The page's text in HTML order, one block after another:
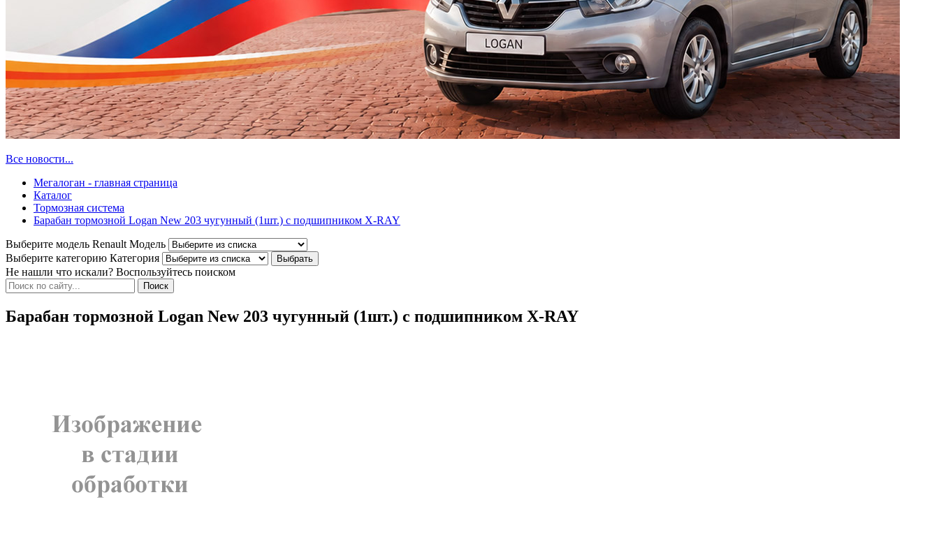
Все новости...
Мегалоган - главная страница
Каталог
Тормозная система
Барабан тормозной Logan New 203 чугунный (1шт.) с подшипником X-RAY
Выберите модель Renault Модель
Выберите категорию Категория
Не нашли что искали? Воспользуйтесь поиском
Барабан тормозной Logan New 203 чугунный (1шт.) с подшипником X-RAY